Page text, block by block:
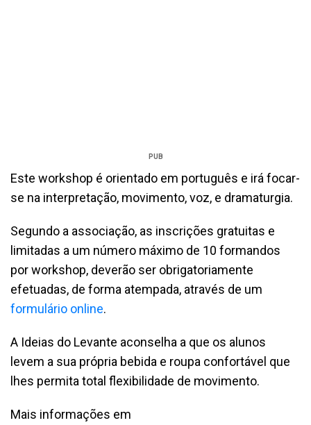
PUB
Este workshop é orientado em português e irá focar-
se na interpretação, movimento, voz, e dramaturgia.
Segundo a associação, as inscrições gratuitas e
limitadas a um número máximo de 10 formandos
por workshop, deverão ser obrigatoriamente
efetuadas, de forma atempada, através de um
formulário online.
A Ideias do Levante aconselha a que os alunos
levem a sua própria bebida e roupa confortável que
lhes permita total flexibilidade de movimento.
Mais informações em